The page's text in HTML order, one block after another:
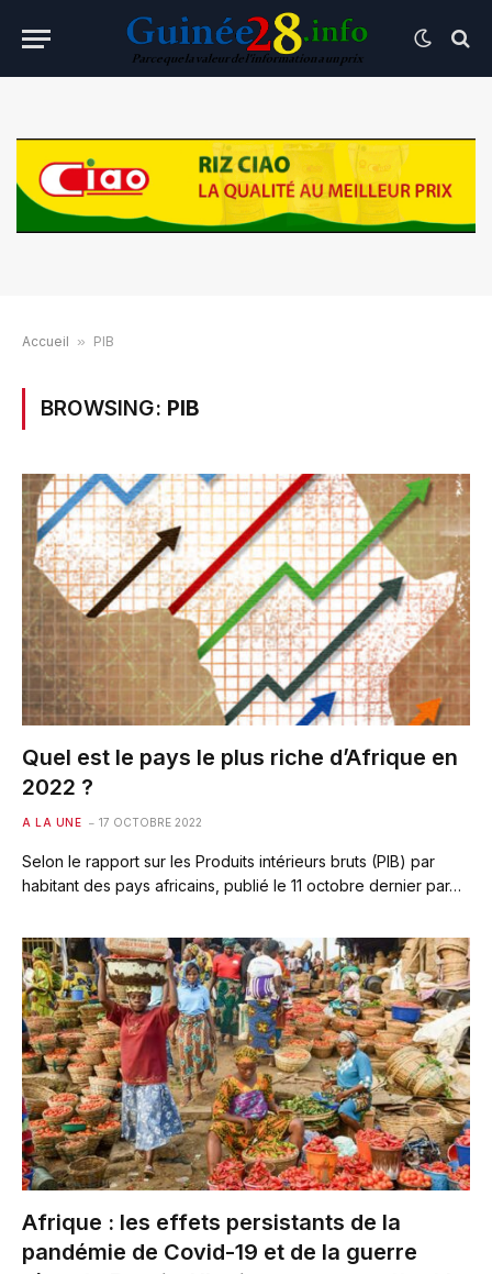
Accueil » PIB
BROWSING: PIB
Quel est le pays le plus riche d’Afrique en
2022 ?
A LA UNE 17 OCTOBRE 2022
Selon le rapport sur les Produits intérieurs bruts (PIB) par
habitant des pays africains, publié le 11 octobre dernier par…
Afrique : les effets persistants de la
pandémie de Covid-19 et de la guerre